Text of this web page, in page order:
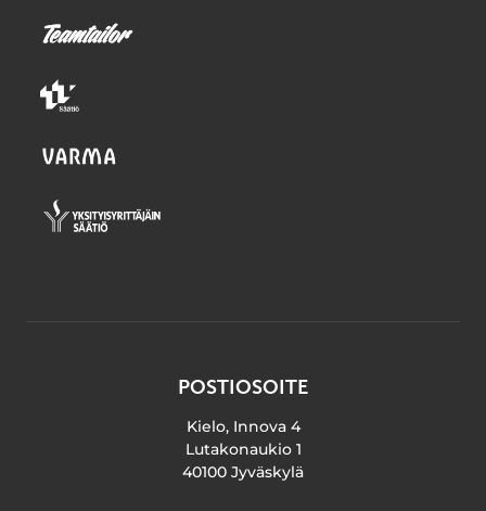
POSTIOSOITE
Kielo, Innova 4
Lutakonaukio 1
40100 Jyväskylä